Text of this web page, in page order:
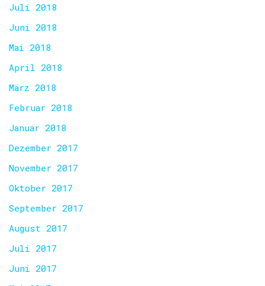
Juli 2018
Juni 2018
Mai 2018
April 2018
März 2018
Februar 2018
Januar 2018
Dezember 2017
November 2017
Oktober 2017
September 2017
August 2017
Juli 2017
Juni 2017